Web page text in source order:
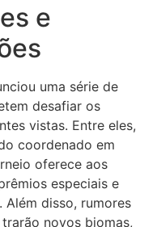
e
uma série de
desafiar os
vistas. Entre eles,
coordenado em
oferece aos
especiais e
disso, rumores
novos biomas,